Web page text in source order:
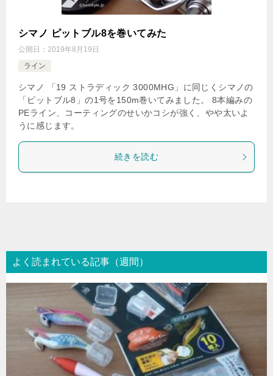
シマノ ピットブル8を巻いてみた
公開日： 2019年8月19日
ライン
シマノ 「19 ストラディック 3000MHG」に同じくシマノの
「ピットブル8」の1号を150m巻いてみました。 8本編みの
PEライン、コーティングのせいかコシが強く、やや太いよ
うに感じます。
続きを読む
よく読まれている記事（週間）